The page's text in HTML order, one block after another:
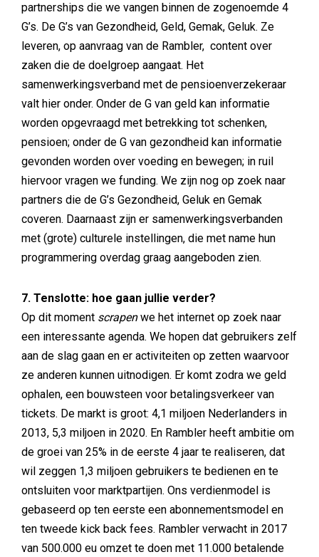
partnerships die we vangen binnen de zogenoemde 4
G’s. De G’s van Gezondheid, Geld, Gemak, Geluk. Ze
leveren, op aanvraag van de Rambler, content over
zaken die de doelgroep aangaat. Het
samenwerkingsverband met de pensioenverzekeraar
valt hier onder. Onder de G van geld kan informatie
worden opgevraagd met betrekking tot schenken,
pensioen; onder de G van gezondheid kan informatie
gevonden worden over voeding en bewegen; in ruil
hiervoor vragen we funding. We zijn nog op zoek naar
partners die de G’s Gezondheid, Geluk en Gemak
coveren. Daarnaast zijn er samenwerkingsverbanden
met (grote) culturele instellingen, die met name hun
programmering overdag graag aangeboden zien.
7. Tenslotte: hoe gaan jullie verder?
Op dit moment scrapenwe het internet op zoek naar
een interessante agenda. We hopen dat gebruikers zelf
aan de slag gaan en er activiteiten op zetten waarvoor
ze anderen kunnen uitnodigen. Er komt zodra we geld
ophalen, een bouwsteen voor betalingsverkeer van
tickets. De markt is groot: 4,1 miljoen Nederlanders in
2013, 5,3 miljoen in 2020. En Rambler heeft ambitie om
de groei van 25% in de eerste 4 jaar te realiseren, dat
wil zeggen 1,3 miljoen gebruikers te bedienen en te
ontsluiten voor marktpartijen. Ons verdienmodel is
gebaseerd op ten eerste een abonnementsmodel en
ten tweede kick back fees. Rambler verwacht in 2017
van 500.000 eu omzet te doen met 11.000 betalende